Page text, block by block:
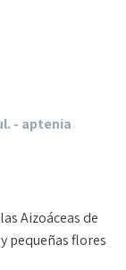
- aptenia
Aizoáceas de
pequeñas flores